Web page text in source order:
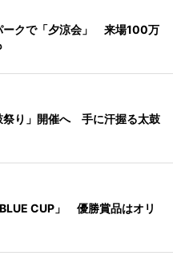
ークで「夕涼会」 来場100万
祭り」開催へ 手に汗握る太鼓
CUP」 優勝賞品はオリ